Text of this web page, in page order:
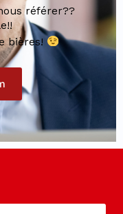
référer??
bières!